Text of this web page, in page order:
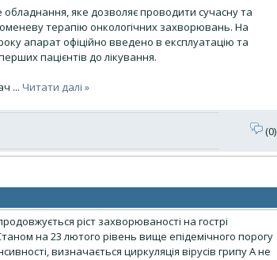
обладнання, яке дозволяє проводити сучасну та
терапію онкологічних захворювань. На
апарат офіційно введено в експлуатацію та
пацієнтів до лікування.
... Читати далі »
(0)
ріст захворюваності на гострі
на 23 лютого рівень вище епідемічного порогу
визначається циркуляція вірусів грипу А не